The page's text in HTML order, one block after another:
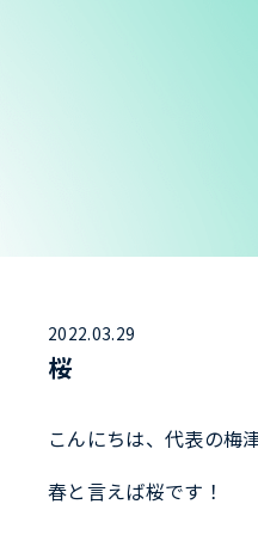
2022.03.29
桜
こんにちは、代表の梅
春と言えば桜です！